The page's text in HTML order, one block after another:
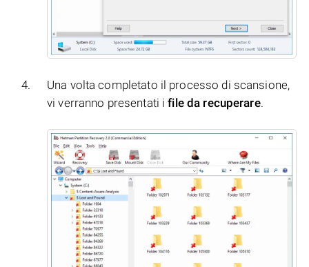
Una volta completato il processo di scansione,
vi verranno presentati ifile da recuperare.